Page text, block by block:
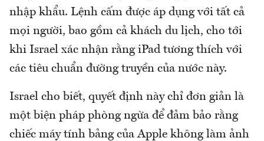
nhập khẩu. Lệnh cấm được áp dụng với tất cả
mọi người, bao gồm cả khách du lịch, cho tới
khi Israel xác nhận rằng iPad tương thích với
các tiêu chuẩn đường truyền của nước này.
Israel cho biết, quyết định này chỉ đơn giản là
một biện pháp phòng ngừa để đảm bảo rằng
chiếc máy tính bảng của Apple không làm ảnh